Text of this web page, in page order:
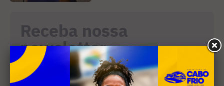
Receba nossa
newsletter